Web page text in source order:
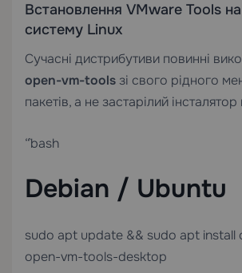
Встановлення VMware Tools
систему Linux
Сучасні дистрибутиви повинні
open-vm-tools зі свого рідного
пакетів, а не застарілий
“`bash
Debian / Ubuntu
sudo apt update && sudo apt
open-vm-tools-desktop